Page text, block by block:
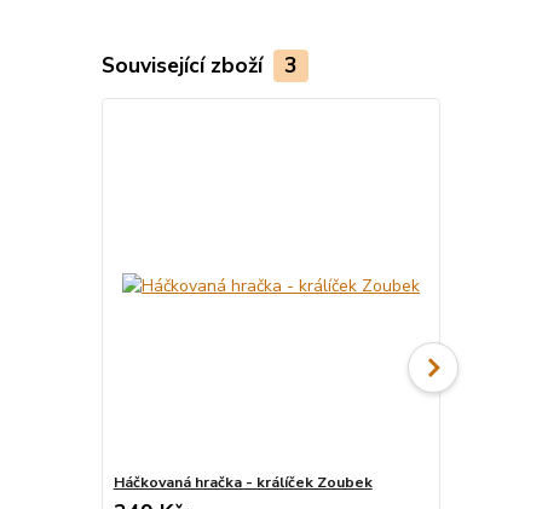
Související zboží 3
Háčkovaná hračka - králíček Zoubek